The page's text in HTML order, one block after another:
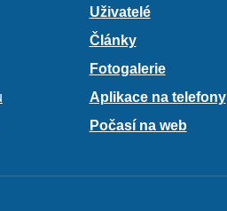
Uživatelé
Články
Fotogalerie
Aplikace na telefony
Počasí na web